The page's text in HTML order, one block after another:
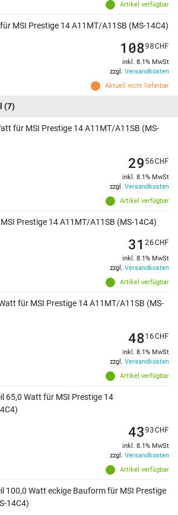
Artikel verfügbar
MSI Prestige 14 A11MT/A11SB (MS-14C4)
Aktuell nicht lieferbar
10898CHF
inkl. 8.1% MwSt
zzgl. Versandkosten
(7)
für MSI Prestige 14 A11MT/A11SB (MS-
Artikel verfügbar
2956CHF
inkl. 8.1% MwSt
zzgl. Versandkosten
Prestige 14 A11MT/A11SB (MS-14C4)
Artikel verfügbar
31 26CHF
inkl. 8.1% MwSt
zzgl. Versandkosten
für MSI Prestige 14 A11MT/A11SB (MS-
Artikel verfügbar
4816CHF
inkl. 8.1% MwSt
zzgl. Versandkosten
65,0 Watt für MSI Prestige 14
Artikel verfügbar
4393CHF
inkl. 8.1% MwSt
zzgl. Versandkosten
100,0 Watt eckige Bauform für MSI Prestige
14C4)